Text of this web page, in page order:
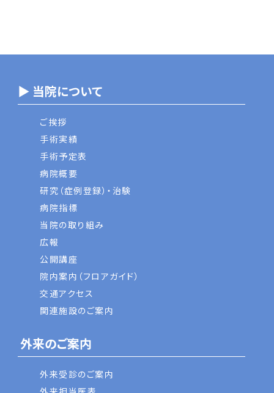
▶ 当院について
ご挨拶
手術実績
手術予定表
病院概要
研究（症例登録）・治験
病院指標
当院の取り組み
広報
公開講座
院内案内（フロアガイド）
交通アクセス
関連施設のご案内
外来のご案内
外来受診のご案内